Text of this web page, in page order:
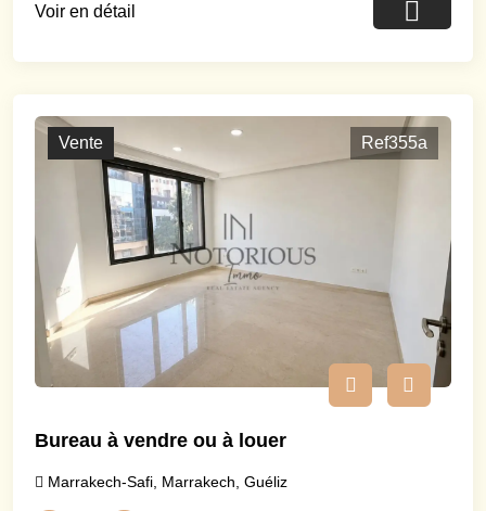
Voir en détail
Vente Ref355a
Bureau à vendre ou à louer
Marrakech-Safi, Marrakech, Guéliz